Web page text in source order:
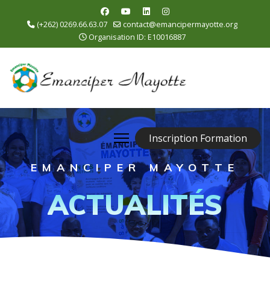
(+262) 0269.66.63.07
contact@emancipermayotte.org
Organisation ID: E10016887
Inscription Formation
EMANCIPER MAYOTTE
ACTUALITÉS